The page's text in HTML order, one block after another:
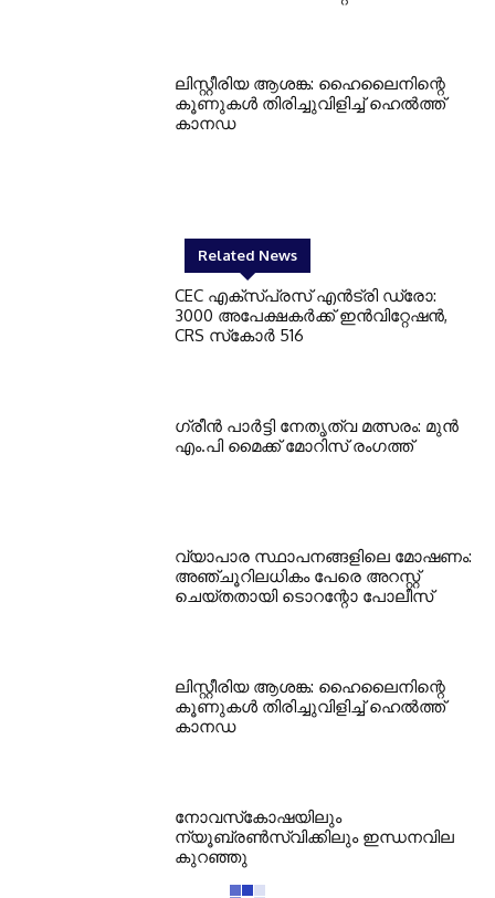
ലിസ്റ്റീരിയ ആശങ്ക: ഹൈലൈനിന്റെ
കൂണുകള്‍ തിരിച്ചുവിളിച്ച് ഹെല്‍ത്ത്
കാനഡ
Related News
CEC എക്‌സ്പ്രസ് എന്‍ട്രി ഡ്രോ:
3000 അപേക്ഷകര്‍ക്ക് ഇന്‍വിറ്റേഷന്‍,
CRS സ്‌കോര്‍ 516
ഗ്രീന്‍ പാര്‍ട്ടി നേതൃത്വ മത്സരം: മുന്‍
എം.പി മൈക്ക് മോറിസ് രംഗത്ത്
വ്യാപാര സ്ഥാപനങ്ങളിലെ മോഷണം:
അഞ്ചൂറിലധികം പേരെ അറസ്റ്റ്
ചെയ്തതായി ടൊറന്റോ പോലീസ്
ലിസ്റ്റീരിയ ആശങ്ക: ഹൈലൈനിന്റെ
കൂണുകള്‍ തിരിച്ചുവിളിച്ച് ഹെല്‍ത്ത്
കാനഡ
നോവസ്‌കോഷയിലും
ന്യൂബ്രണ്‍സ്വിക്കിലും ഇന്ധനവില
കുറഞ്ഞു